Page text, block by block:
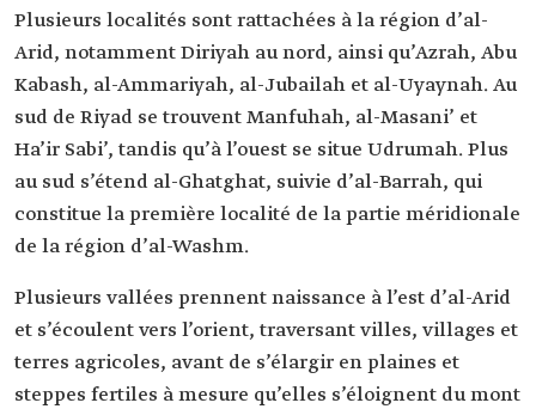
Plusieurs localités sont rattachées à la région d’al-
Arid, notamment Diriyah au nord, ainsi qu’Azrah, Abu
Kabash, al-Ammariyah, al-Jubailah et al-Uyaynah. Au
sud de Riyad se trouvent Manfuhah, al-Masani’ et
Ha’ir Sabi’, tandis qu’à l’ouest se situe Udrumah. Plus
au sud s’étend al-Ghatghat, suivie d’al-Barrah, qui
constitue la première localité de la partie méridionale
de la région d’al-Washm.
Plusieurs vallées prennent naissance à l’est d’al-Arid
et s’écoulent vers l’orient, traversant villes, villages et
terres agricoles, avant de s’élargir en plaines et
steppes fertiles à mesure qu’elles s’éloignent du mont